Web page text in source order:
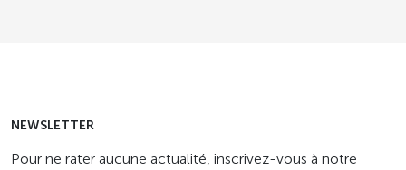
NEWSLETTER
Pour ne rater aucune actualité, inscrivez-vous à notre